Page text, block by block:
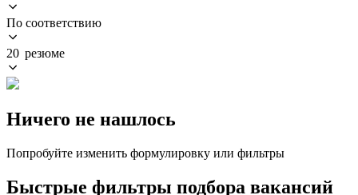
По соответствию
20 резюме
Ничего не нашлось
Попробуйте изменить формулировку или фильтры
Быстрые фильтры подбора вакансий